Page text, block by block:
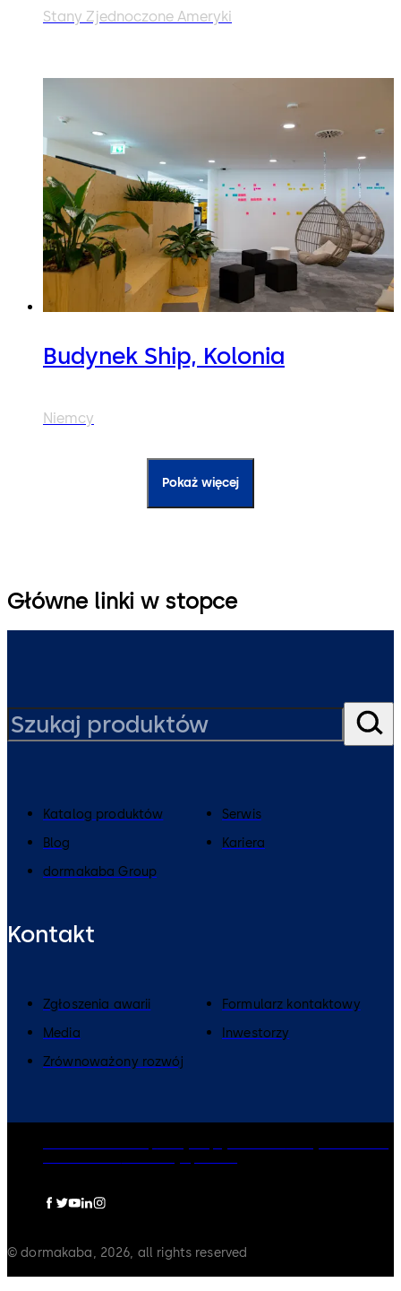
Stany Zjednoczone Ameryki
Budynek Ship, Kolonia
Niemcy
Pokaż więcej
Główne linki w stopce
Katalog produktów
Serwis
Blog
Kariera
dormakaba Group
Kontakt
Zgłoszenia awarii
Formularz kontaktowy
Media
Inwestorzy
Zrównoważony rozwój
© dormakaba, 2026, all rights reserved